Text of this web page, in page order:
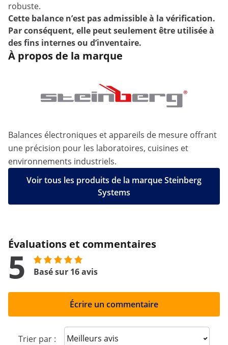
robuste.
Cette balance n’est pas admissible à la vérification.
Par conséquent, elle peut seulement être utilisée à
des fins internes ou d’inventaire.
À propos de la marque
Balances électroniques et appareils de mesure offrant
une précision pour les laboratoires, cuisines et
environnements industriels.
Voir tous les produits de la marque Steinberg
Systems
Évaluations et commentaires
5 Basé sur 16 avis
Écrire un commentaire
Trier par : Sort reviews